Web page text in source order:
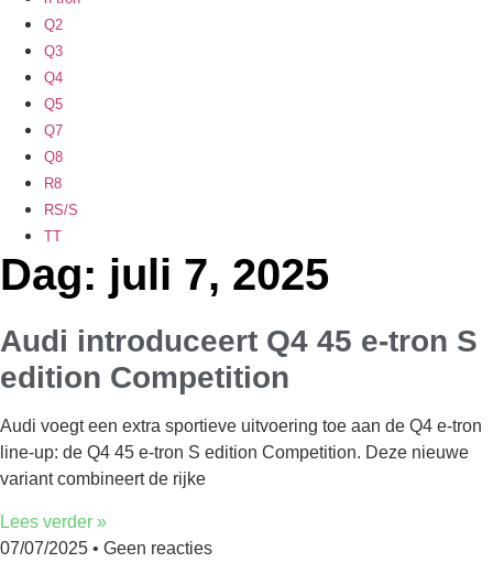
Q2
Q3
Q4
Q5
Q7
Q8
R8
RS/S
TT
Dag: juli 7, 2025
Audi introduceert Q4 45 e-tron S
edition Competition
Audi voegt een extra sportieve uitvoering toe aan de Q4 e-tron
line-up: de Q4 45 e-tron S edition Competition. Deze nieuwe
variant combineert de rijke
Lees verder »
07/07/2025
Geen reacties